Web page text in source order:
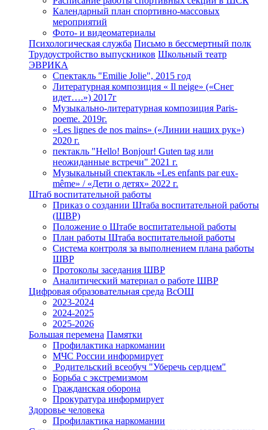
Календарный план спортивно-массовых
мероприятий
Фото- и видеоматериалы
Психологическая служба Письмо в бессмертный полк
Трудоустройство выпускников Школьный театр
ЭВРИКА
Спектакль "Emilie Jolie", 2015 год
Литературная композиция « Il neige» («Снег
идет….») 2017г
Музыкально-литературная композиция Paris-
poeme. 2019г.
«Les lignes de nos mains» («Линии наших рук»)
2020 г.
пектакль "Hello! Bonjour! Guten tag или
неожиданные встречи" 2021 г.
Музыкальный спектакль «Les enfants par eux-
même» / «Дети о детях» 2022 г.
Штаб воспитательной работы
Приказ о создании Штаба воспитательной работы
(ШВР)
Положение о Штабе воспитательной работы
План работы Штаба воспитательной работы
Система контроля за выполнением плана работы
ШВР
Протоколы заседания ШВР
Аналитический материал о работе ШВР
Цифровая образовательная среда ВсОШ
2023-2024
2024-2025
2025-2026
Большая перемена Памятки
Профилактика наркомании
МЧС России информирует
Родительский всеобуч "Уберечь сердцем"
Борьба с экстремизмом
Гражданская оборона
Прокуратура информирует
Здоровье человека
Профилактика наркомании